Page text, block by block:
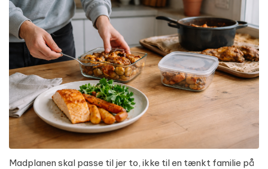
Madplanen skal passe til jer to, ikke til en tænkt familie på